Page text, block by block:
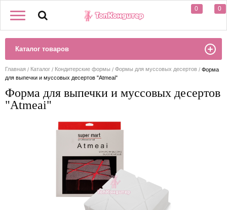
0 0
Каталог товаров
Главная Каталог Кондитерские формы Формы для муссовых десертов
Форма
для выпечки и муссовых десертов "Atmeai"
Форма для выпечки и муссовых десертов
"Atmeai"